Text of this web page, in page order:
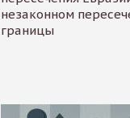
незаконном
границы